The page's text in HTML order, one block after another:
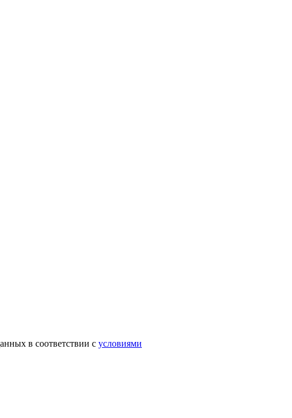
в соответствии с условиями